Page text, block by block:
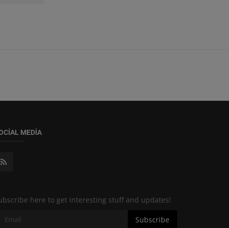
MEDIA
here to get interesting stuff and updates!
Subscribe